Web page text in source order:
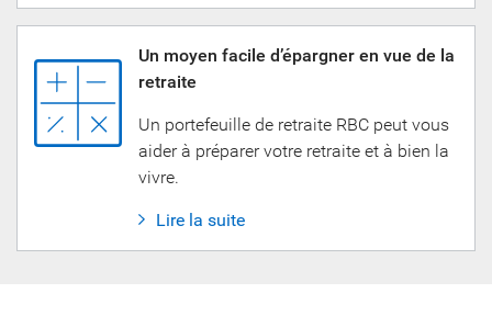
Un moyen facile d’épargner en vue de la
retraite
Un portefeuille de retraite RBC peut vous
aider à préparer votre retraite et à bien la
vivre.
Lire la suite